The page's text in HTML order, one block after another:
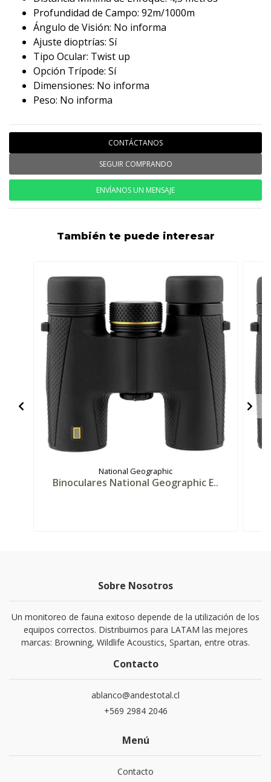
Profundidad de Campo: 92m/1000m
Ángulo de Visión: No informa
Ajuste dioptrías: Sí
Tipo Ocular: Twist up
Opción Trípode: Sí
Dimensiones: No informa
Peso: No informa
CONTÁCTANOS
SEGUIR COMPRANDO
ENVÍANOS UN MENSAJE
También te puede interesar
National Geographic
Binoculares National Geographic E..
Sobre Nosotros
Un monitoreo de fauna exitoso depende de la utilización de los
equipos correctos. Distribuimos para LATAM las mejores
marcas: Browning, Wildlife Acoustics, Spartan, entre otras.
Contacto
ablanco@andestotal.cl
‪+569 2984 2046‬
Menú
Contacto